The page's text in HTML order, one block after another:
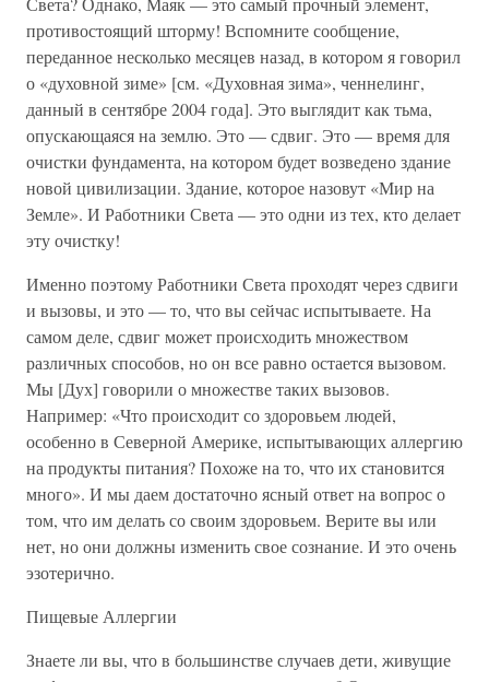
противостоящий шторму! Вспомните сообщение,
переданное несколько месяцев назад, в котором я говорил
о «духовной зиме» [см. «Духовная зима», ченнелинг,
данный в сентябре 2004 года]. Это выглядит как тьма,
опускающаяся на землю. Это — сдвиг. Это — время для
очистки фундамента, на котором будет возведено здание
новой цивилизации. Здание, которое назовут «Мир на
Земле». И Работники Света — это одни из тех, кто делает
эту очистку!
Именно поэтому Работники Света проходят через сдвиги
и вызовы, и это — то, что вы сейчас испытываете. На
самом деле, сдвиг может происходить множеством
различных способов, но он все равно остается вызовом.
Мы [Дух] говорили о множестве таких вызовов.
Например: «Что происходит со здоровьем людей,
особенно в Северной Америке, испытывающих аллергию
на продукты питания? Похоже на то, что их становится
много». И мы даем достаточно ясный ответ на вопрос о
том, что им делать со своим здоровьем. Верите вы или
нет, но они должны изменить свое сознание. И это очень
эзотерично.
Пищевые Аллергии
Знаете ли вы, что в большинстве случаев дети, живущие